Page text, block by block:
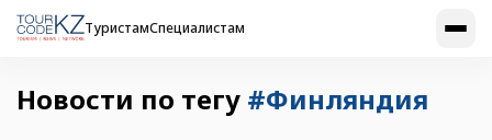
ТуристамСпециалистам
Новости по тегу #Финляндия